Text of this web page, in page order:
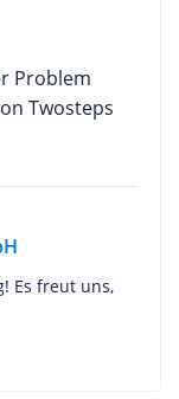
Problem
Twosteps
Es freut uns,